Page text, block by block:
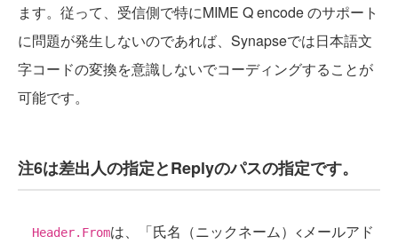
ます。従って、受信側で特にMIME Q encode のサポート
に問題が発生しないのであれば、Synapseでは日本語文
字コードの変換を意識しないでコーディングすることが
可能です。
注6は差出人の指定とReplyのパスの指定です。
Header.Fromは、「氏名（ニックネーム）<メールアド